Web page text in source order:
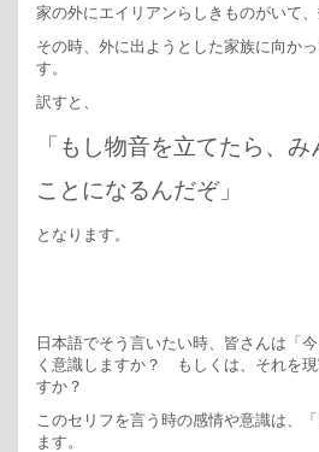
家の外にエイリアンらしきものがいて、
その時、外に出ようとした家族に向か
す。
訳すと、
「もし物音を立てたら、
ことになるんだぞ」
となります。
日本語でそう言いたい時、皆さんは「
く意識しますか？ もしくは、それを
すか？
このセリフを言う時の感情や意識は、
ます。